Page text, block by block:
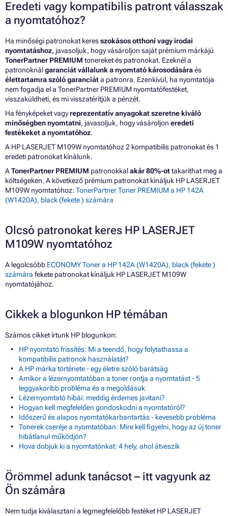
Eredeti vagy kompatibilis patront válasszak
a nyomtatóhoz?
Ha minőségi patronokat keresszokásos otthoni vagy irodai
nyomtatáshoz, javasoljuk, hogy vásároljon saját prémium márkájú
TonerPartner PREMIUM tonereket és patronokat. Ezeknél a
patronoknálgaranciát vállalunk a nyomtató károsodásáraés
élettartamra szóló garanciáta patronra. Ezenkívül, ha nyomtatója
nem fogadja el a TonerPartner PREMIUM nyomtatófestéket,
visszaküldheti, és mi visszatérítjük a pénzét.
Ha fényképeket vagyreprezentatív anyagokat szeretne kiváló
minőségben nyomtatni, javasoljuk, hogy vásároljon eredeti
festékeket a nyomtatóhoz.
A HP LASERJET M109W nyomtatóhoz 2 kompatibilis patronokat és 1
eredeti patronokat kínálunk.
ATonerPartner PREMIUM patronokkalakár 80%-ottakaríthat meg a
költségeken. A következő prémium patronokat kínáljuk HP LASERJET
M109W nyomtatóhoz: TonerPartner Toner PREMIUM a HP 142A
(W1420A), black (fekete ) számára
Olcsó patronokat keres HP LASERJET
M109W nyomtatóhoz
A legolcsóbb ECONOMY Toner a HP 142A (W1420A), black (fekete )
számára fekete patronokat kínáljuk HP LASERJET M109W
nyomtatójához.
Cikkek a blogunkon HP témában
Számos cikket írtunk HP blogunkon:
HP nyomtató frissítés: Mi a teendő, hogy folytathassa a
kompatibilis patronok használatát?
A HP márka története - egy életre szóló barátság
Amikor a lézernyomtatóban a toner rontja a nyomtatást - 5
leggyakoribb probléma és a megoldásuk
Lézernyomtató hibái: meddig érdemes javítani?
Hogyan kell megfelelően gondoskodni a nyomtatóról?
Időszerű és alapos nyomtatókarbantartás - kevesebb probléma
Tonerek cseréje a nyomtatóban: Mire kell figyelni, hogy az új toner
hibátlanul működjön?
Hova dobjuk ki a nyomtatónkat: 4 hely, ahol átveszik
Örömmel adunk tanácsot – itt vagyunk az
Ön számára
Nem tudja kiválasztani a legmegfelelőbb festéket HP LASERJET